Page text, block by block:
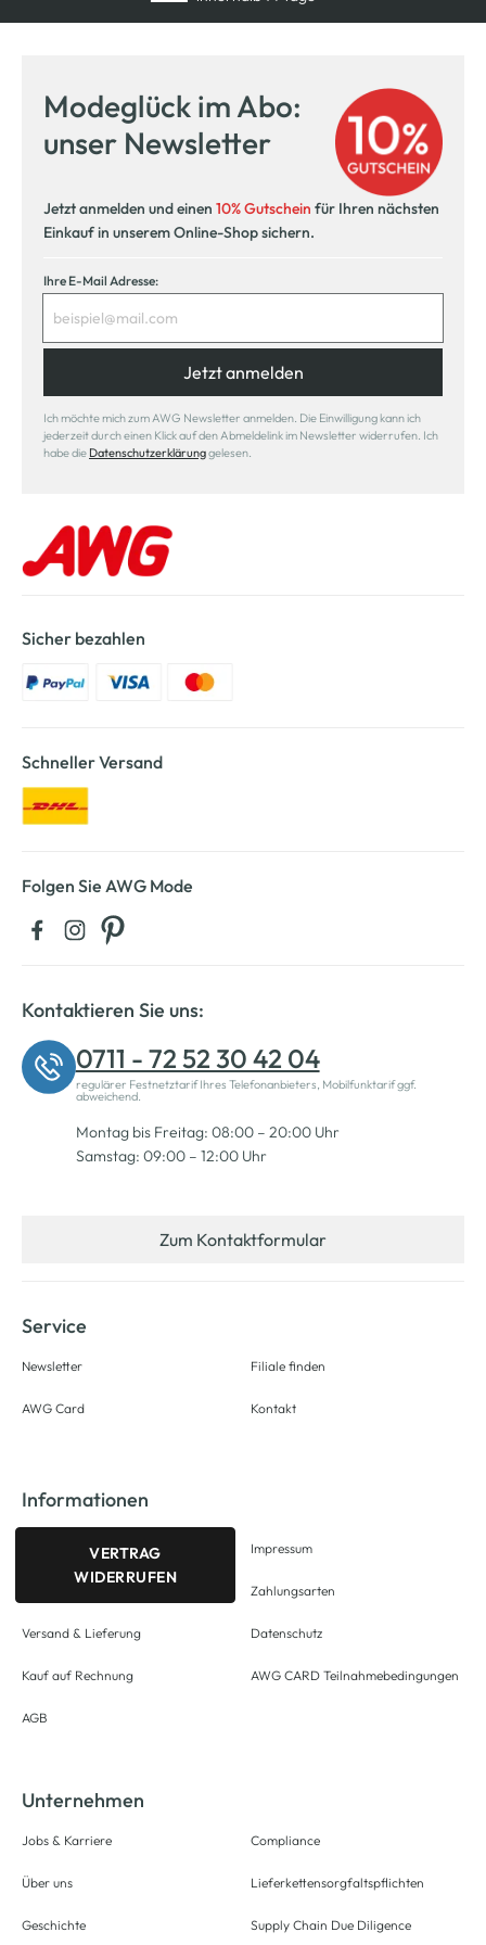
Modeglück im Abo:
unser Newsletter
Jetzt anmelden und einen 10% Gutschein für Ihren nächsten
Einkauf in unserem Online-Shop sichern.
Ihre E-Mail Adresse:
Jetzt anmelden
Ich möchte mich zum AWG Newsletter anmelden. Die Einwilligung kann ich
jederzeit durch einen Klick auf den Abmeldelink im Newsletter widerrufen. Ich
habe die Datenschutzerklärunggelesen.
Sicher bezahlen
Schneller Versand
Folgen Sie AWG Mode
Kontaktieren Sie uns:
0711 - 72 52 30 42 04
regulärer Festnetztarif Ihres Telefonanbieters, Mobilfunktarif ggf.
abweichend.
Montag bis Freitag: 08:00 – 20:00 Uhr
Samstag: 09:00 – 12:00 Uhr
Zum Kontaktformular
Service
Newsletter
AWG Card
Filiale finden
Kontakt
Informationen
VERTRAG
WIDERRUFEN
Versand & Lieferung
Kauf auf Rechnung
AGB
Impressum
Zahlungsarten
Datenschutz
AWG CARD Teilnahmebedingungen
Unternehmen
Jobs & Karriere
Über uns
Geschichte
Compliance
Lieferkettensorgfaltspflichten
Supply Chain Due Diligence